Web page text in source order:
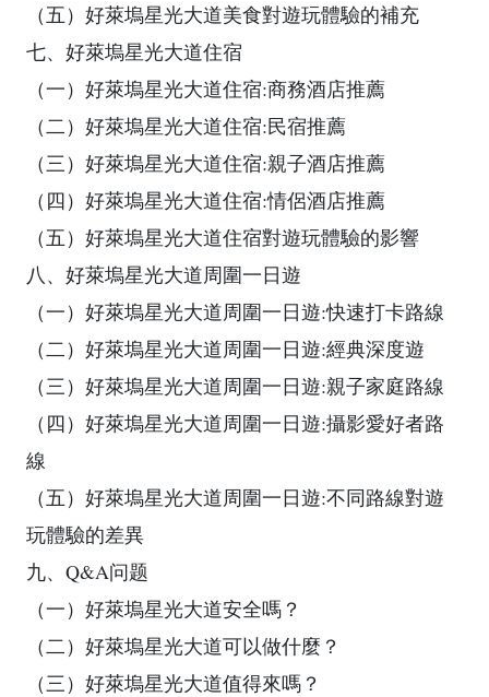
（五）好萊塢星光大道美食對遊玩體驗的補充
七、好萊塢星光大道住宿
（一）好萊塢星光大道住宿:商務酒店推薦
（二）好萊塢星光大道住宿:民宿推薦
（三）好萊塢星光大道住宿:親子酒店推薦
（四）好萊塢星光大道住宿:情侶酒店推薦
（五）好萊塢星光大道住宿對遊玩體驗的影響
八、好萊塢星光大道周圍一日遊
（一）好萊塢星光大道周圍一日遊:快速打卡路線
（二）好萊塢星光大道周圍一日遊:經典深度遊
（三）好萊塢星光大道周圍一日遊:親子家庭路線
（四）好萊塢星光大道周圍一日遊:攝影愛好者路
線
（五）好萊塢星光大道周圍一日遊:不同路線對遊
玩體驗的差異
九、Q&A问题
（一）好萊塢星光大道安全嗎？
（二）好萊塢星光大道可以做什麼？
（三）好萊塢星光大道值得來嗎？